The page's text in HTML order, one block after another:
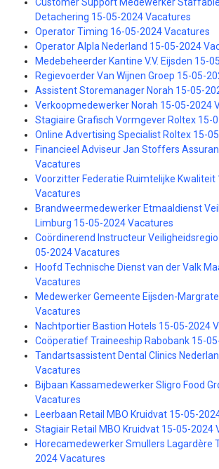
Customer Support Medewerker
Detachering 15-05-2024 Vacatures
Operator Timing 16-05-2024 Vacatures
Operator Alpla Nederland 15-05-2024
Medebeheerder Kantine V.V. Eijsden 15-
Regievoerder Van Wijnen Groep 15-05-
Assistent Storemanager Norah 15-05-
Verkoopmedewerker Norah 15-05-2024
Stagiaire Grafisch Vormgever Roltex 15-
Online Advertising Specialist Roltex 15-
Financieel Adviseur Jan Stoffers
Vacatures
Voorzitter Federatie Ruimtelijke Kwaliteit
Vacatures
Brandweermedewerker Etmaaldienst
Limburg 15-05-2024 Vacatures
Coördinerend Instructeur
05-2024 Vacatures
Hoofd Technische Dienst van der Valk
Vacatures
Medewerker Gemeente Eijsden-
Vacatures
Nachtportier Bastion Hotels 15-05-2024
Coöperatief Traineeship Rabobank 15-
Tandartsassistent Dental Clinics
Vacatures
Bijbaan Kassamedewerker Sligro Food
Vacatures
Leerbaan Retail MBO Kruidvat 15-05-
Stagiair Retail MBO Kruidvat 15-05-2024
Horecamedewerker Smullers Lagardère
2024 Vacatures